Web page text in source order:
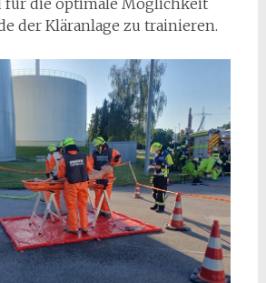
für die optimale Möglichkeit
der Kläranlage zu trainieren.